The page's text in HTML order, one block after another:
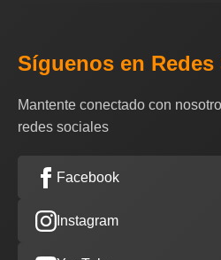
Síguenos en Redes
Mantente conectado con
redes sociales
Facebook
Instagram